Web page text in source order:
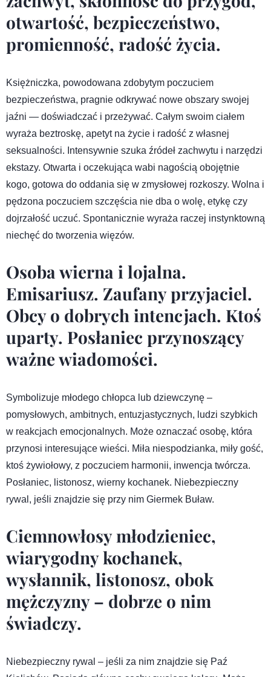
otwartość, bezpieczeństwo,
promienność, radość życia.
Księżniczka, powodowana zdobytym poczuciem
bezpieczeństwa, pragnie odkrywać nowe obszary swojej
jaźni — doświadczać i przeżywać. Całym swoim ciałem
wyraża beztroskę, apetyt na życie i radość z własnej
seksualności. Intensywnie szuka źródeł zachwytu i narzędzi
ekstazy. Otwarta i oczekująca wabi nagością obojętnie
kogo, gotowa do oddania się w zmysłowej rozkoszy. Wolna i
pędzona poczuciem szczęścia nie dba o wolę, etykę czy
dojrzałość uczuć. Spontanicznie wyraża raczej instynktowną
niechęć do tworzenia więzów.
Osoba wierna i lojalna.
Emisariusz. Zaufany przyjaciel.
Obcy o dobrych intencjach. Ktoś
uparty. Posłaniec przynoszący
ważne wiadomości.
Symbolizuje młodego chłopca lub dziewczynę –
pomysłowych, ambitnych, entuzjastycznych, ludzi szybkich
w reakcjach emocjonalnych. Może oznaczać osobę, która
przynosi interesujące wieści. Miła niespodzianka, miły gość,
ktoś żywiołowy, z poczuciem harmonii, inwencja twórcza.
Posłaniec, listonosz, wierny kochanek. Niebezpieczny
rywal, jeśli znajdzie się przy nim Giermek Buław.
Ciemnowłosy młodzieniec,
wiarygodny kochanek,
wysłannik, listonosz, obok
mężczyzny – dobrze o nim
świadczy.
Niebezpieczny rywal – jeśli za nim znajdzie się Paź